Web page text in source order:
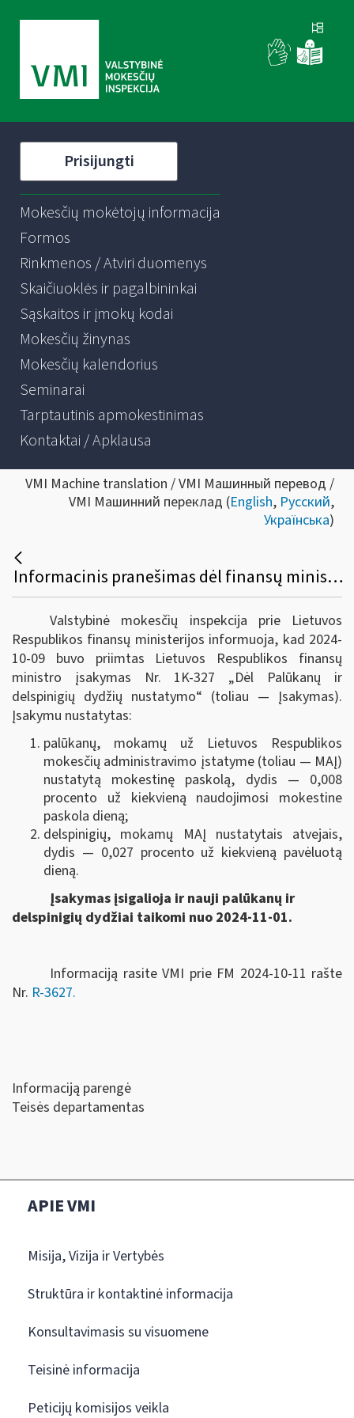
Prisijungti
Mokesčių mokėtojų informacija
Formos
Rinkmenos / Atviri duomenys
Skaičiuoklės ir pagalbininkai
Sąskaitos ir įmokų kodai
Mokesčių žinynas
Mokesčių kalendorius
Seminarai
Tarptautinis apmokestinimas
Kontaktai / Apklausa
VMI Machine translation / VMI Машинный перевод /
VMI Машинний переклад (English, Русский,
Українська)
Informacinis pranešimas dėl finansų ministro įsakymo pakeitimo
Valstybinė mokesčių inspekcija prie Lietuvos
Respublikos finansų ministerijos informuoja, kad 2024-
10-09 buvo priimtas Lietuvos Respublikos finansų
ministro įsakymas Nr. 1K-327 „Dėl Palūkanų ir
delspinigių dydžių nustatymo“ (toliau — Įsakymas).
Įsakymu nustatytas:
palūkanų, mokamų už Lietuvos Respublikos
mokesčių administravimo įstatyme (toliau — MAĮ)
nustatytą mokestinę paskolą, dydis — 0,008
procento už kiekvieną naudojimosi mokestine
paskola dieną;
delspinigių, mokamų MAĮ nustatytais atvejais,
dydis — 0,027 procento už kiekvieną pavėluotą
dieną.
Įsakymas įsigalioja ir nauji palūkanų ir
delspinigių dydžiai taikomi nuo 2024-11-01.
Informaciją rasite VMI prie FM 2024-10-11 rašte
Nr. R-3627.
Informaciją parengė
Teisės departamentas
APIE VMI
Misija, Vizija ir Vertybės
Struktūra ir kontaktinė informacija
Konsultavimasis su visuomene
Teisinė informacija
Peticijų komisijos veikla